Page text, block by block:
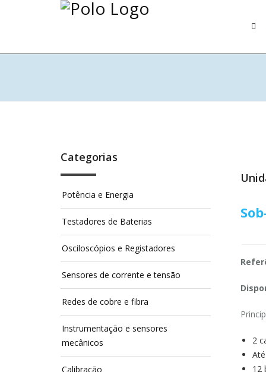
2
12
Categorias
Potência e Energia
Testadores de Baterias
Osciloscópios e Registadores
Sensores de corrente e tensão
Redes de cobre e fibra
Instrumentação e sensores
mecânicos
Calibração